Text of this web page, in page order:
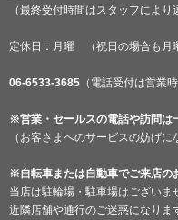
（最終受付時間はスタッフにより
定休日：月曜 （祝日の場合も月
06-6533-3685 （電話受付は営業
※営業・セールスの電話や訪問は
（お客さまへのサービスの妨げ
※自転車または自動車でご来店の
当店は駐輪場・駐車場はございま
近隣店舗や通行のご迷惑になりま